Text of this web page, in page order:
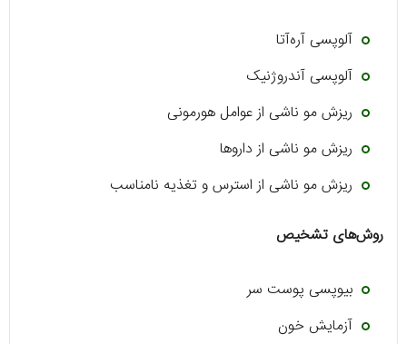
آلوپسی آره‌آتا
آلوپسی آندروژنیک
ریزش مو ناشی از عوامل هورمونی
ریزش مو ناشی از داروها
ریزش مو ناشی از استرس و تغذیه نامناسب
روش‌های تشخیص
بیوپسی پوست سر
آزمایش خون